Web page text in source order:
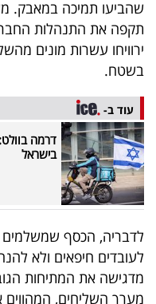
דרושים
ניוזלטרים
מייל
אדום
פרסמו
עקבו
אחרינו:
שהביעו תמיכה במאבק.
תקפה את התנהלות
ירוויחו עשרות מונים
בשטח.
עוד ב-
דרמה
בישראל
לדבריה, הכסף שמשלמים
לעובדים חיפאים ולא
מדגישה את המתיחות
מערך השליחים,